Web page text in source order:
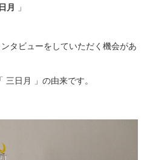
月 」
タビューをしていただく機会があ
日月 」の由来です。